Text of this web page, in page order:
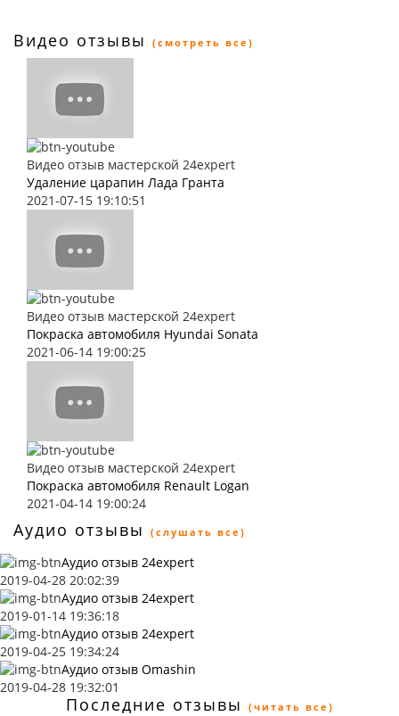
Видео отзывы (смотреть все)
Видео отзыв мастерской 24expert
Удаление царапин Лада Гранта
2021-07-15 19:10:51
Видео отзыв мастерской 24expert
Покраска автомобиля Hyundai Sonata
2021-06-14 19:00:25
Видео отзыв мастерской 24expert
Покраска автомобиля Renault Logan
2021-04-14 19:00:24
Аудио отзывы (слушать все)
Аудио отзыв 24expert
2019-04-28 20:02:39
Аудио отзыв 24expert
2019-01-14 19:36:18
Аудио отзыв 24expert
2019-04-25 19:34:24
Аудио отзыв Omashin
2019-04-28 19:32:01
Последние отзывы (читать все)